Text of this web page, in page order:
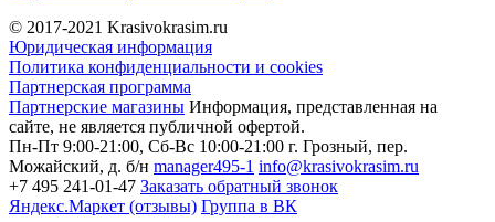
© 2017-2021 Krasivokrasim.ru
Юридическая информация
Политика конфиденциальности и cookies
Партнерская программа
Партнерские магазины Информация, представленная на
сайте, не является публичной офертой.
Пн-Пт 9:00-21:00, Сб-Вс 10:00-21:00 г. Грозный, пер.
Можайский, д. б/н manager495-1 info@krasivokrasim.ru
+7 495 241-01-47 Заказать обратный звонок
Яндекс.Маркет (отзывы) Группа в ВК